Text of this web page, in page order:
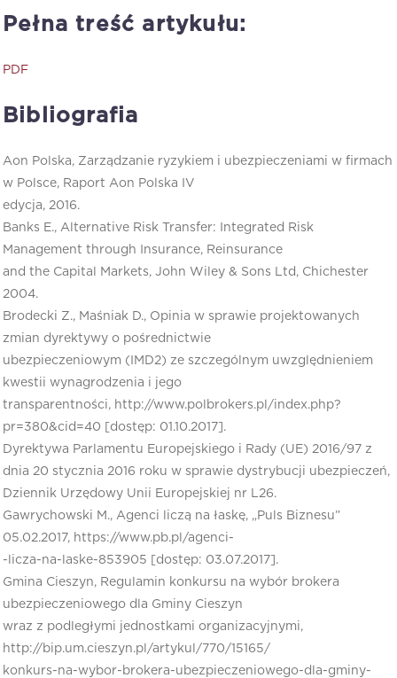
Pełna treść artykułu:
PDF
Bibliografia
Aon Polska, Zarządzanie ryzykiem i ubezpieczeniami w firmach
w Polsce, Raport Aon Polska IV
edycja, 2016.
Banks E., Alternative Risk Transfer: Integrated Risk
Management through Insurance, Reinsurance
and the Capital Markets, John Wiley & Sons Ltd, Chichester
2004.
Brodecki Z., Maśniak D., Opinia w sprawie projektowanych
zmian dyrektywy o pośrednictwie
ubezpieczeniowym (IMD2) ze szczególnym uwzględnieniem
kwestii wynagrodzenia i jego
transparentności, http://www.polbrokers.pl/index.php?
pr=380&cid=40 [dostęp: 01.10.2017].
Dyrektywa Parlamentu Europejskiego i Rady (UE) 2016/97 z
dnia 20 stycznia 2016 roku w sprawie dystrybucji ubezpieczeń,
Dziennik Urzędowy Unii Europejskiej nr L26.
Gawrychowski M., Agenci liczą na łaskę, „Puls Biznesu”
05.02.2017, https://www.pb.pl/agenci-
-licza-na-laske-853905 [dostęp: 03.07.2017].
Gmina Cieszyn, Regulamin konkursu na wybór brokera
ubezpieczeniowego dla Gminy Cieszyn
wraz z podległymi jednostkami organizacyjnymi,
http://bip.um.cieszyn.pl/artykul/770/15165/
konkurs-na-wybor-brokera-ubezpieczeniowego-dla-gminy-